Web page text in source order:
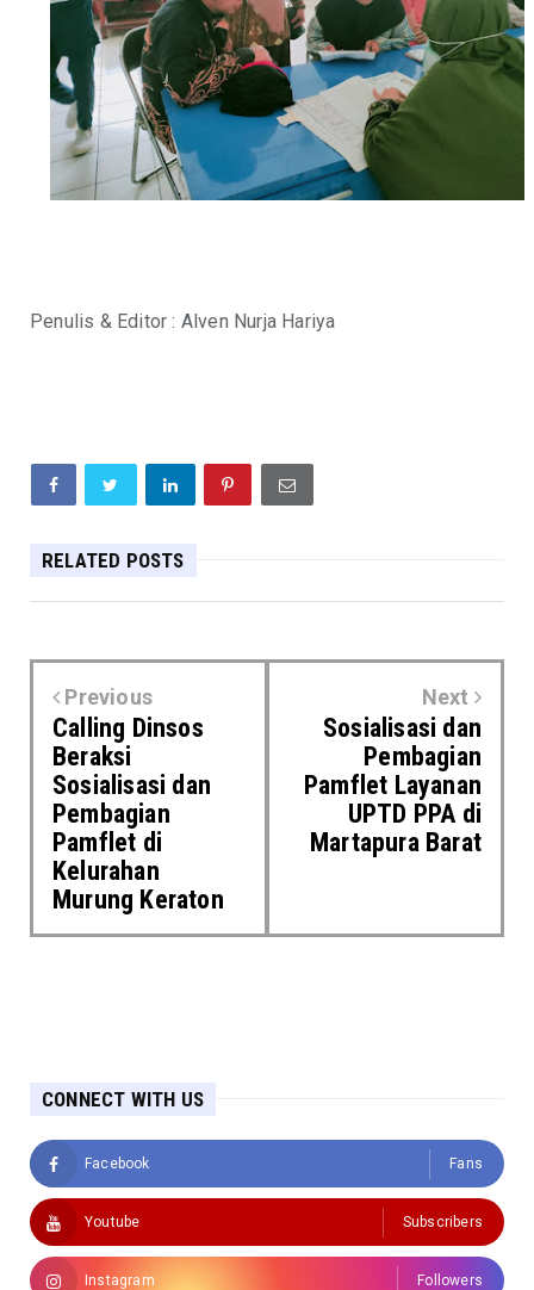
Penulis & Editor : Alven Nurja Hariya
RELATED POSTS
Previous
Calling Dinsos
Beraksi
Sosialisasi dan
Pembagian
Pamflet di
Kelurahan
Murung Keraton
Next
Sosialisasi dan
Pembagian
Pamflet Layanan
UPTD PPA di
Martapura Barat
CONNECT WITH US
Facebook Fans
Youtube Subscribers
Instagram Followers